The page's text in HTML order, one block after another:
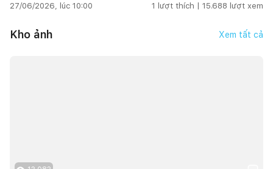
27/06/2026, lúc 10:00 1 lượt thích | 15.688 lượt xem
Kho ảnh Xem tất cả